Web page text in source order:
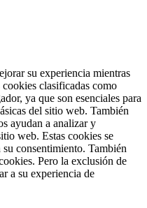
su experiencia mientras
clasificadas como
ya que son esenciales para
del sitio web. También
ayudan a analizar y
web. Estas cookies se
consentimiento. También
Pero la exclusión de
a su experiencia de